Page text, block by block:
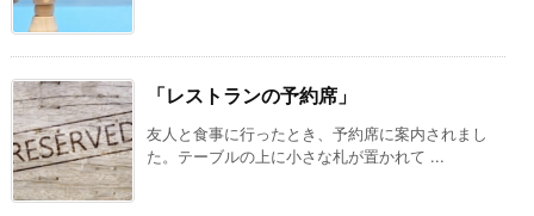
「レストランの予約席」
友人と食事に行ったとき、予約席に案内されまし
た。テーブルの上に小さな札が置かれて ...